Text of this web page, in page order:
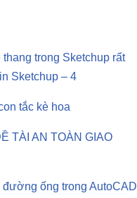
thang trong Sketchup rất
Sketchup – 4
tắc kè hoa
TÀI AN TOÀN GIAO
đường ống trong AutoCAD